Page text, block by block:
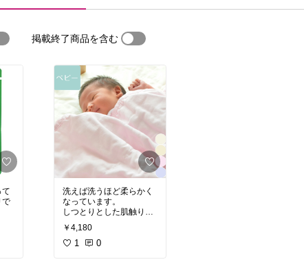
掲載終了商品を含む
で
洗えば洗うほど柔らかく
なっています。
しつとりとした肌触り。
ふわふわではないです。
娘のお気に入りで、昼寝
から起きても手放さない
￥4,180
1 0